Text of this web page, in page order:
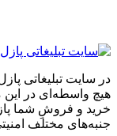
تبلیغاتی پازل
در این میان
و فروشِ شما پازل
مختلف امنیتی را